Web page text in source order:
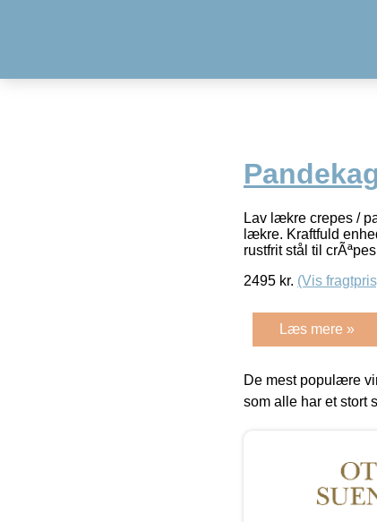
Lav lækre crepes /
lækre. Kraftfuld
rustfrit stål til
2495 kr. (Vis
Læs mere »
De mest populære
som alle har et stort